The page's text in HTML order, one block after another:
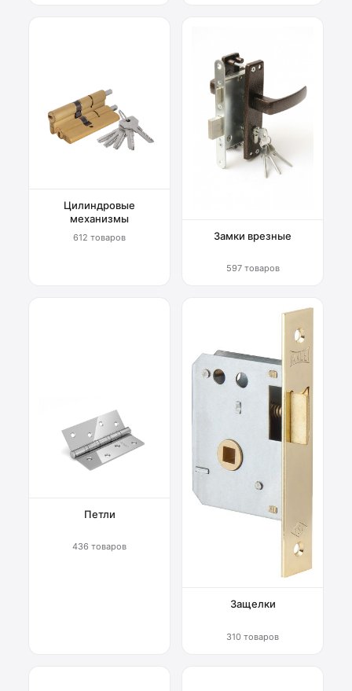
Цилиндровые
механизмы
612 товаров Замки врезные
597 товаров
Петли
436 товаров
Защелки
310 товаров